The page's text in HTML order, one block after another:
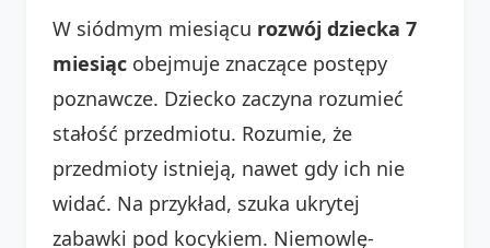
W siódmym miesiącu rozwój dziecka 7
miesiąc obejmuje znaczące postępy
poznawcze. Dziecko zaczyna rozumieć
stałość przedmiotu. Rozumie, że
przedmioty istnieją, nawet gdy ich nie
widać. Na przykład, szuka ukrytej
zabawki pod kocykiem. Niemowlę-